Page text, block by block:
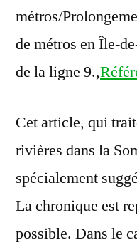
métros/
de métros en Île-
de la ligne 9.,
Cet article, qui
rivières dans la
spécialement
La chronique est
possible. Dans le